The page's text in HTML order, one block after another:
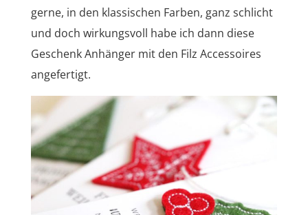
gerne, in den klassischen Farben, ganz schlicht
und doch wirkungsvoll habe ich dann diese
Geschenk Anhänger mit den Filz Accessoires
angefertigt.